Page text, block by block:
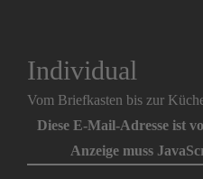
Individual
Vom Briefkasten bis zur
Diese E-Mail-Adresse ist
Anzeige muss